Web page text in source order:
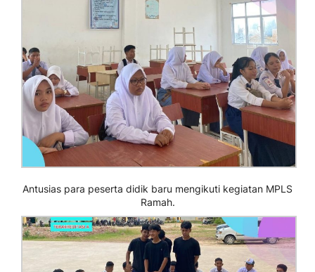
Antusias para peserta didik baru mengikuti kegiatan MPLS
Ramah.